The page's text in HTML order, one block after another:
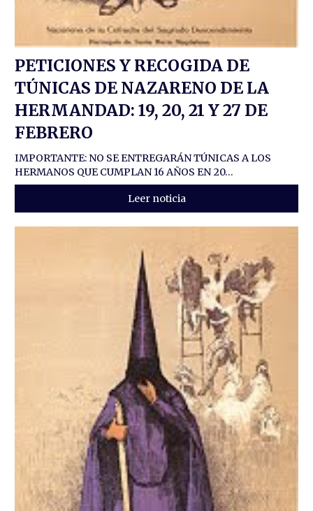
PETICIONES Y RECOGIDA DE
TÚNICAS DE NAZARENO DE LA
HERMANDAD: 19, 20, 21 Y 27 DE
FEBRERO
IMPORTANTE: NO SE ENTREGARÁN TÚNICAS A LOS
HERMANOS QUE CUMPLAN 16 AÑOS EN 20...
Leer noticia